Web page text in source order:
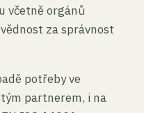
včetně orgánů
za správnost
potřeby ve
partnerem, i na